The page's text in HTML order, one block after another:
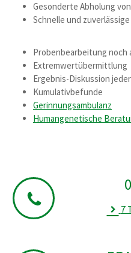
Gesonderte Abholung
Schnelle und
Probenbearbeitung noch
Extremwertübermittlung
Ergebnis-Diskussion
Kumulativbefunde
Gerinnungsambulanz
Humangenetische
7